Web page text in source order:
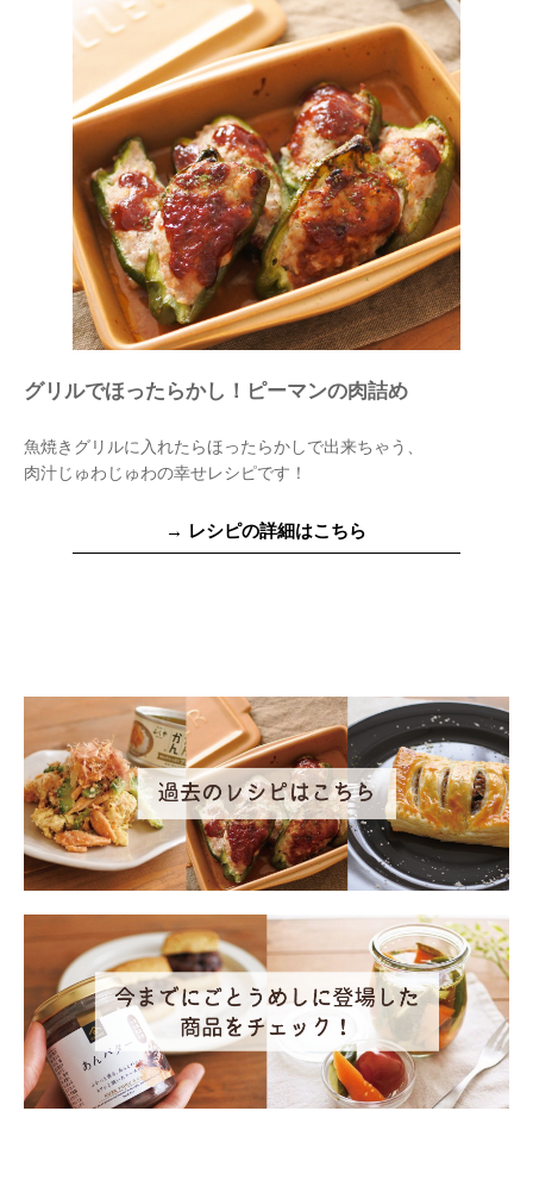
グリルでほったらかし！ピーマンの肉詰め
魚焼きグリルに入れたらほったらかしで出来ちゃう、
肉汁じゅわじゅわの幸せレシピです！
→ レシピの詳細はこちら